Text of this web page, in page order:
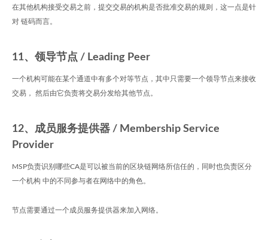
在其他机构接受交易之前，提交交易的机构是否批准交易的规则，这一点是针
对 链码而言。
11、领导节点 / Leading Peer
一个机构可能在某个通道中有多个对等节点，其中只需要一个领导节点来接收
交易， 然后由它负责将交易分发给其他节点。
12、成员服务提供器 / Membership Service
Provider
MSP负责识别哪些CA是可以被当前的区块链网络所信任的，同时也负责区分
一个机构 中的不同参与者在网络中的角色。
节点需要通过一个成员服务提供器来加入网络。